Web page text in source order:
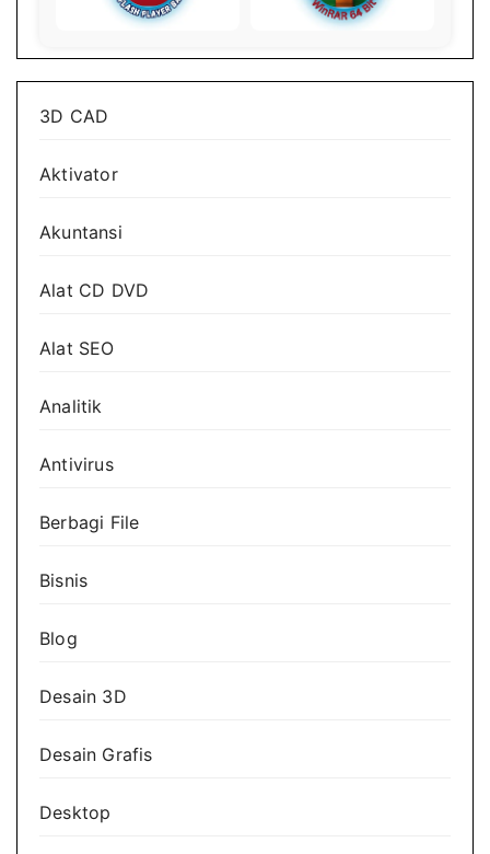
3D CAD
Aktivator
Akuntansi
Alat CD DVD
Alat SEO
Analitik
Antivirus
Berbagi File
Bisnis
Blog
Desain 3D
Desain Grafis
Desktop